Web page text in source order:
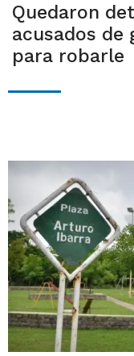
Quedaron
acusados de
para robarle